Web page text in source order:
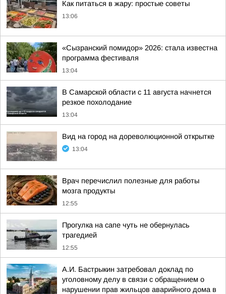
Как питаться в жару: простые советы
13:06
«Сызранский помидор» 2026: стала известна
программа фестиваля
13:04
В Самарской области с 11 августа начнется
резкое похолодание
13:04
Вид на город на дореволюционной открытке
13:04
Врач перечислил полезные для работы
мозга продукты
12:55
Прогулка на сапе чуть не обернулась
трагедией
12:55
А.И. Бастрыкин затребовал доклад по
уголовному делу в связи с обращением о
нарушении прав жильцов аварийного дома в